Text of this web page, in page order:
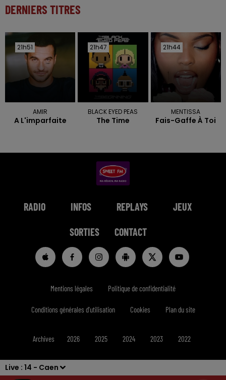
Live : 14 - Caen
DERNIERS TITRES
21h51
21h51
AMIR
A L'imparfaite
21h47
21h47
BLACK EYED PEAS
The Time
21h44
21h44
MENTISSA
Fais-Gaffe À Toi
RADIO INFOS REPLAYS JEUX
SORTIES CONTACT
Mentions légales Politique de confidentialité
Conditions générales d'utilisation Cookies Plan du site
Archives 2026 2025 2024 2023 2022